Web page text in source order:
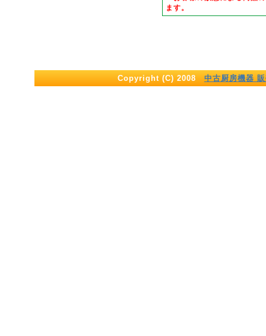
ます。
Copyright (C) 2008 中古厨房機器